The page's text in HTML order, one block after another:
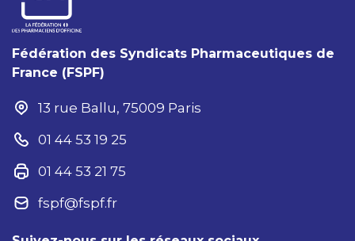
Fédération des Syndicats Pharmaceutiques de
France (FSPF)
13 rue Ballu, 75009 Paris
01 44 53 19 25
01 44 53 21 75
fspf@fspf.fr